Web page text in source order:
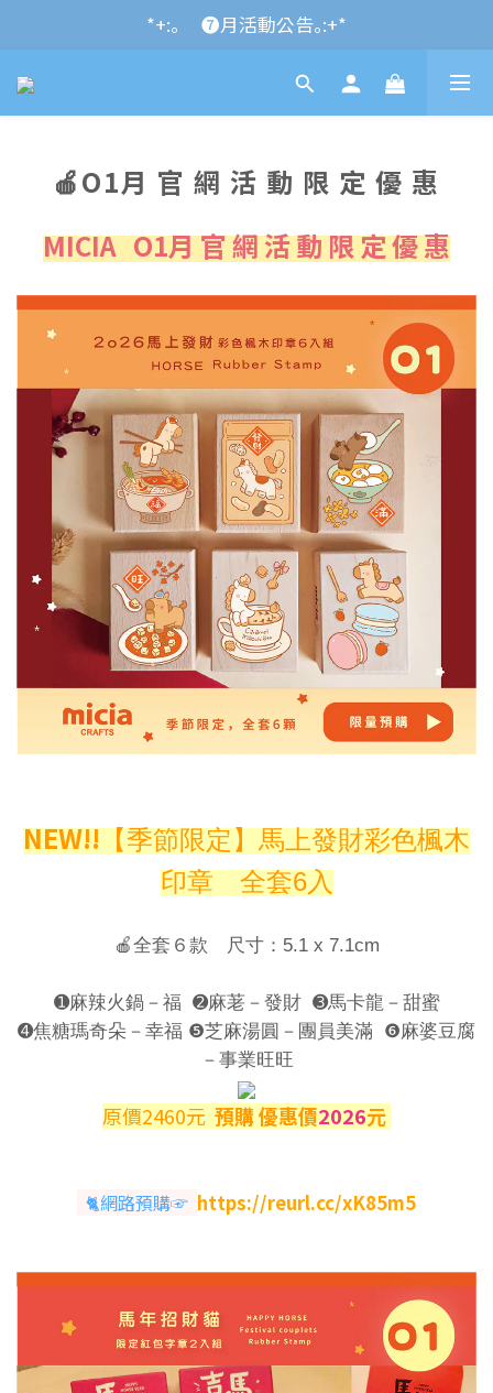
*+:｡\new / !🌌 官網消費滿千折百~RUN~:+*
*+:｡     ❼月活動公告｡:+*
*+:｡\new / !🌌 官網消費滿千折百~RUN~:+*
🍎O1月 官 網 活 動 限 定 優 惠
MICIA O1月 官 網 活 動 限 定 優 惠
NEW!! 【季節限定】馬上發財彩色楓木
印章 全套6入
🍎全套６款 尺寸：5.1 x 7.1cm
➊麻辣火鍋－福 ➋麻荖－發財 ➌馬卡龍－甜蜜
➍焦糖瑪奇朵－幸福 ❺芝麻湯圓－團員美滿 ❻麻婆豆腐
－事業旺旺
原價2460元 預購 優惠價2026元
🐈網路預購☞ https://reurl.cc/xK85m5